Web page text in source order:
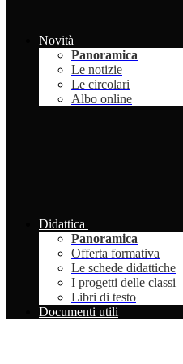
Novità
Panoramica
Le notizie
Le circolari
Albo online
Didattica
Panoramica
Offerta formativa
Le schede didattiche
I progetti delle classi
Libri di testo
Documenti utili